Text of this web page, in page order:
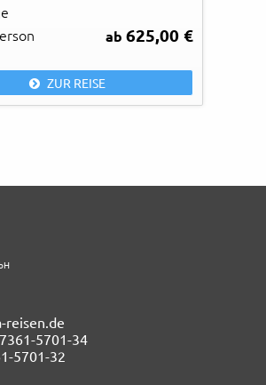
ab625,00 €
ZUR REISE
reisen.de
5701-34
5701-32